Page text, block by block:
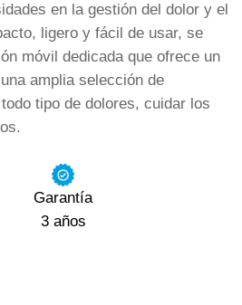
en la gestión del dolor y el
ligero y fácil de usar, se
móvil dedicada que ofrece un
amplia selección de
tipo de dolores, cuidar los
Garantía
3 años